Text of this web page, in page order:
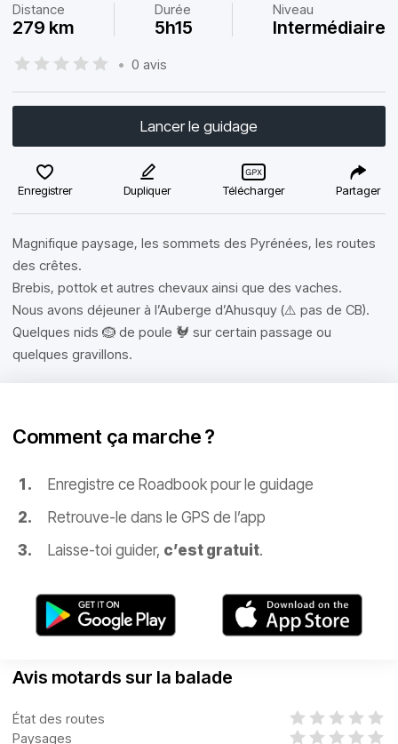
Distance
279 km
Durée
5h15
Niveau
Intermédiaire
• 0 avis
Lancer le guidage
Enregistrer Dupliquer Télécharger Partager
Magnifique paysage, les sommets des Pyrénées, les routes
des crêtes.
Brebis, pottok et autres chevaux ainsi que des vaches.
Nous avons déjeuner à l’Auberge d’Ahusquy (⚠️ pas de CB).
Quelques nids 🪹 de poule 🐓 sur certain passage ou
quelques gravillons.
Comment ça marche ?
Enregistre ce Roadbook pour le guidage
Retrouve-le dans le GPS de l’app
Laisse-toi guider, c’est gratuit.
Avis motards sur la balade
État des routes
Paysages